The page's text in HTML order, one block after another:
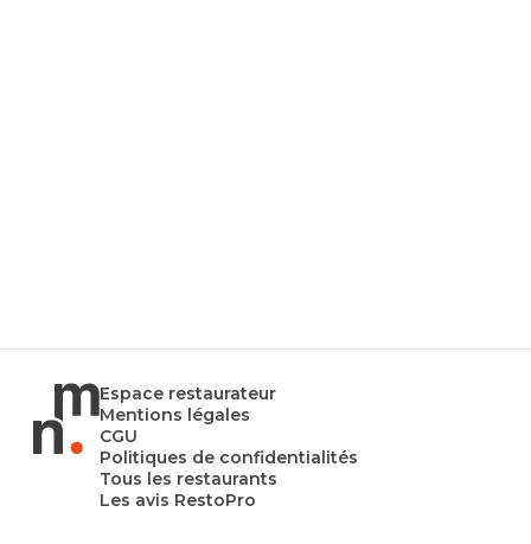
Espace restaurateur
Mentions légales
CGU
Politiques de confidentialités
Tous les restaurants
Les avis RestoPro